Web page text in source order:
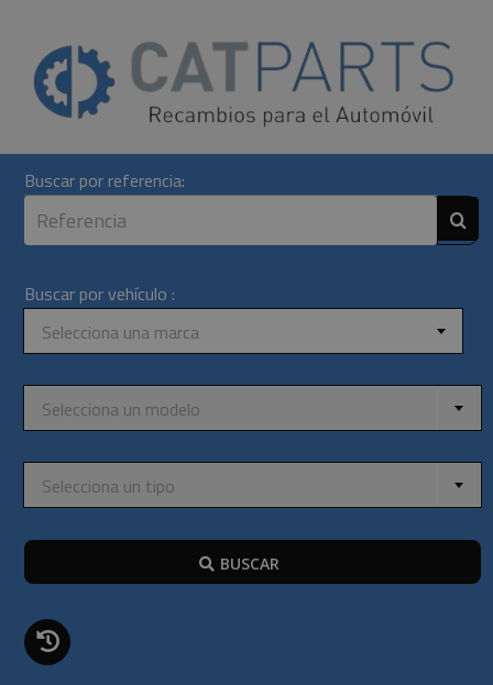
content
Buscar por referencia:
Buscar por vehículo :
Selecciona una marca
Selecciona un modelo
Selecciona un tipo
BUSCAR